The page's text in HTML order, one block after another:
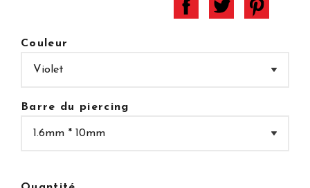
Couleur
Barre du piercing